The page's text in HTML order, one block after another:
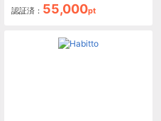
認証済： 55,000pt